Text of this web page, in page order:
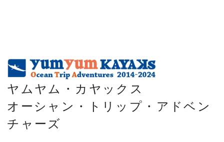
ヤムヤム・カヤックス
オーシャン・トリップ・アドベン
チャーズ